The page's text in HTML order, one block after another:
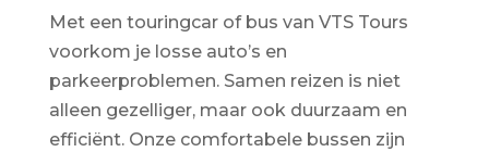
Met een touringcar of bus van VTS Tours
voorkom je losse auto’s en
parkeerproblemen. Samen reizen is niet
alleen gezelliger, maar ook duurzaam en
efficiënt. Onze comfortabele bussen zijn